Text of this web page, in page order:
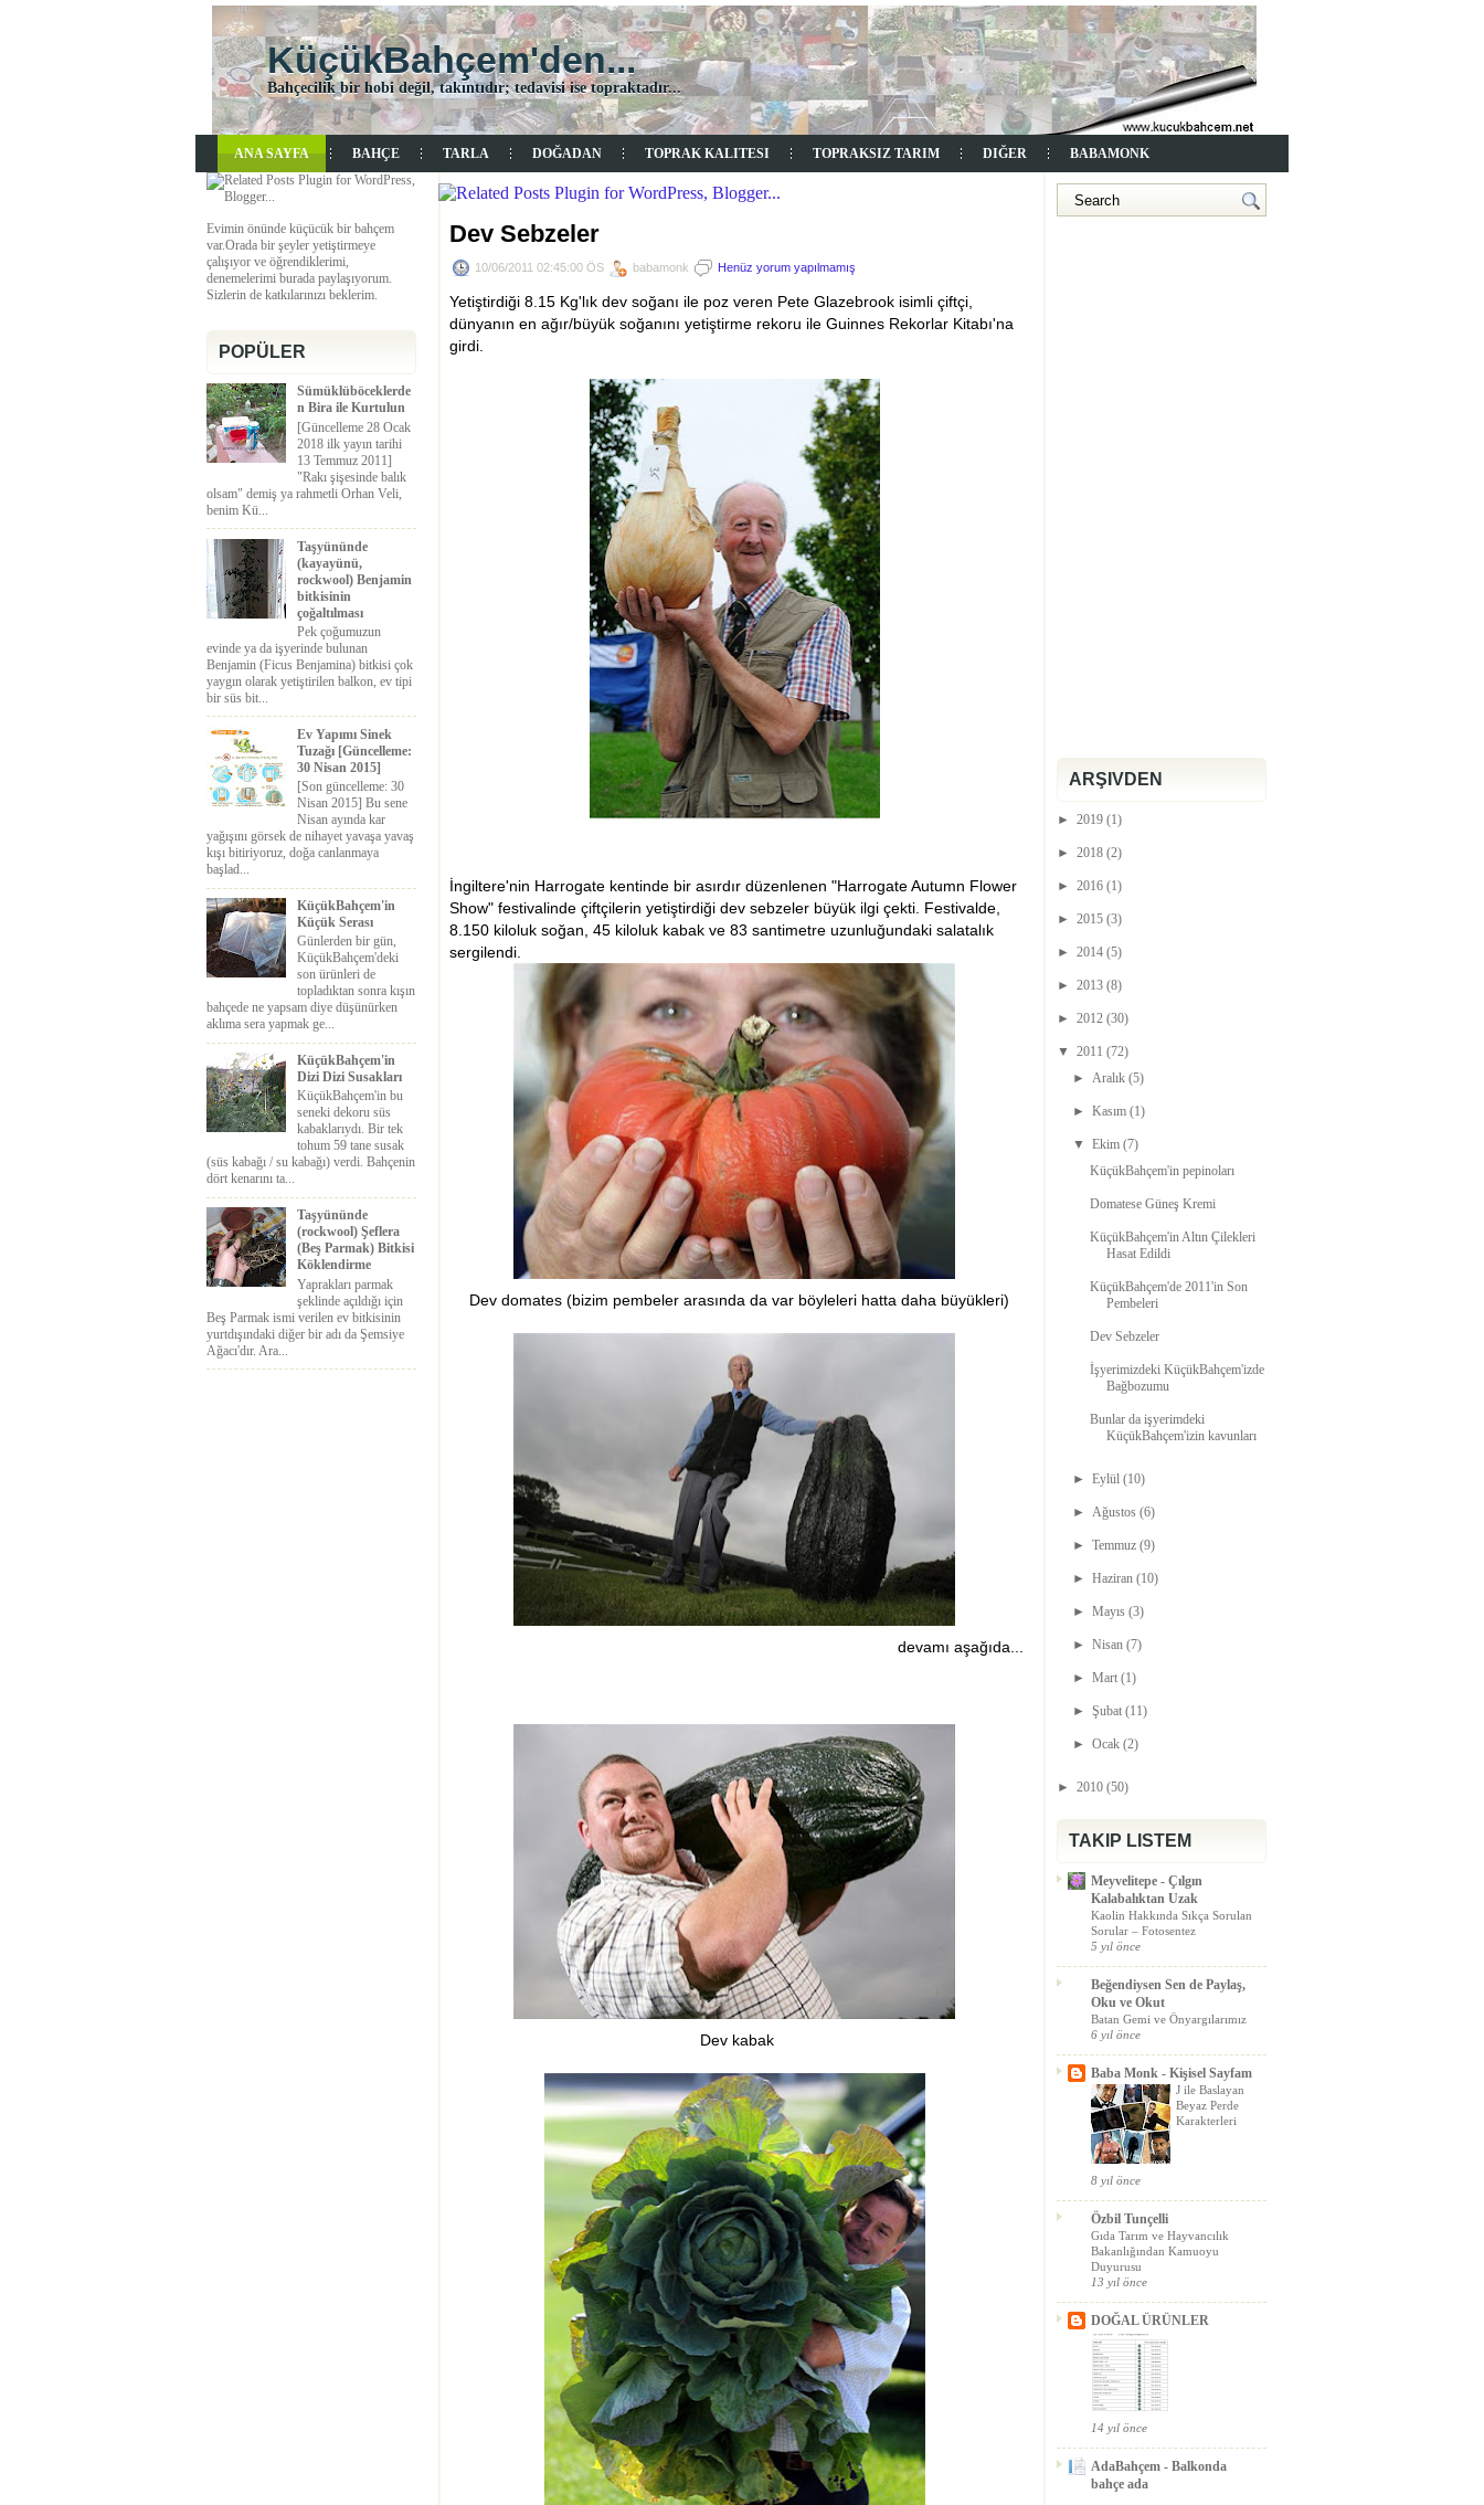
KüçükBahçem'den...
Bahçecilik bir hobi değil, takıntıdır; tedavisi ise topraktadır...
ANA SAYFA BAHÇE TARLA DOĞADAN TOPRAK KALITESI TOPRAKSIZ TARIM DIĞER BABAMONK
Evimin önünde küçücük bir bahçem
var.Orada bir şeyler yetiştirmeye
çalışıyor ve öğrendiklerimi,
denemelerimi burada paylaşıyorum.
Sizlerin de katkılarınızı beklerim.
POPÜLER
Sümüklüböceklerde
n Bira ile Kurtulun
[Güncelleme 28 Ocak
2018 ilk yayın tarihi
13 Temmuz 2011]
"Rakı şişesinde balık
olsam" demiş ya rahmetli Orhan Veli,
benim Kü...
Taşyününde
(kayayünü,
rockwool) Benjamin
bitkisinin
çoğaltılması
Pek çoğumuzun
evinde ya da işyerinde bulunan
Benjamin (Ficus Benjamina) bitkisi çok
yaygın olarak yetiştirilen balkon, ev tipi
bir süs bit...
Ev Yapımı Sinek
Tuzağı [Güncelleme:
30 Nisan 2015]
[Son güncelleme: 30
Nisan 2015] Bu sene
Nisan ayında kar
yağışını görsek de nihayet yavaşa yavaş
kışı bitiriyoruz, doğa canlanmaya
başlad...
KüçükBahçem'in
Küçük Serası
Günlerden bir gün,
KüçükBahçem'deki
son ürünleri de
topladıktan sonra kışın
bahçede ne yapsam diye düşünürken
aklıma sera yapmak ge...
KüçükBahçem'in
Dizi Dizi Susakları
KüçükBahçem'in bu
seneki dekoru süs
kabaklarıydı. Bir tek
tohum 59 tane susak
(süs kabağı / su kabağı) verdi. Bahçenin
dört kenarını ta...
Taşyününde
(rockwool) Şeflera
(Beş Parmak) Bitkisi
Köklendirme
Yaprakları parmak
şeklinde açıldığı için
Beş Parmak ismi verilen ev bitkisinin
yurtdışındaki diğer bir adı da Şemsiye
Ağacı'dır. Ara...
Dev Sebzeler
10/06/2011 02:45:00 ÖS babamonk Henüz yorum yapılmamış
Yetiştirdiği 8.15 Kg'lık dev soğanı ile poz veren Pete Glazebrook isimli çiftçi,
dünyanın en ağır/büyük soğanını yetiştirme rekoru ile Guinnes Rekorlar Kitabı'na
girdi.
İngiltere'nin Harrogate kentinde bir asırdır düzenlenen "Harrogate Autumn Flower
Show" festivalinde çiftçilerin yetiştirdiği dev sebzeler büyük ilgi çekti. Festivalde,
8.150 kiloluk soğan, 45 kiloluk kabak ve 83 santimetre uzunluğundaki salatalık
sergilendi.
Dev domates (bizim pembeler arasında da var böyleleri hatta daha büyükleri)
devamı aşağıda...
Dev kabak
ARŞIVDEN
► 2019 (1)
► 2018 (2)
► 2016 (1)
► 2015 (3)
► 2014 (5)
► 2013 (8)
► 2012 (30)
▼ 2011 (72)
►Aralık (5)
►Kasım (1)
▼ Ekim (7)
KüçükBahçem'in pepinoları
Domatese Güneş Kremi
KüçükBahçem'in Altın Çilekleri
Hasat Edildi
KüçükBahçem'de 2011'in Son
Pembeleri
Dev Sebzeler
İşyerimizdeki KüçükBahçem'izde
Bağbozumu
Bunlar da işyerimdeki
KüçükBahçem'izin kavunları
►Eylül (10)
►Ağustos (6)
►Temmuz (9)
►Haziran (10)
►Mayıs (3)
►Nisan (7)
►Mart (1)
►Şubat (11)
►Ocak (2)
► 2010 (50)
TAKIP LISTEM
Meyvelitepe - Çılgın
Kalabalıktan Uzak
Kaolin Hakkında Sıkça Sorulan
Sorular – Fotosentez
5 yıl önce
Beğendiysen Sen de Paylaş,
Oku ve Okut
Batan Gemi ve Önyargılarımız
6 yıl önce
Baba Monk - Kişisel Sayfam
J ile Baslayan
Beyaz Perde
Karakterleri
8 yıl önce
Özbil Tunçelli
Gıda Tarım ve Hayvancılık
Bakanlığından Kamuoyu
Duyurusu
13 yıl önce
DOĞAL ÜRÜNLER
14 yıl önce
AdaBahçem - Balkonda
bahçe ada